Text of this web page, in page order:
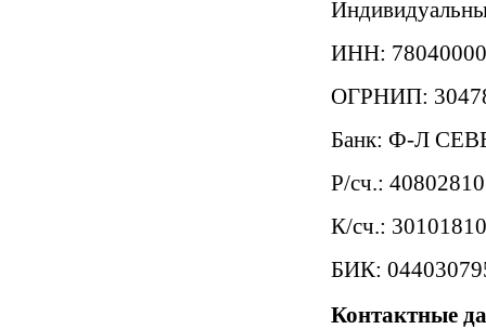
ИНН:
ОГРНИП:
Банк: Ф-Л
Р/сч.:
К/сч.:
БИК:
Контактные